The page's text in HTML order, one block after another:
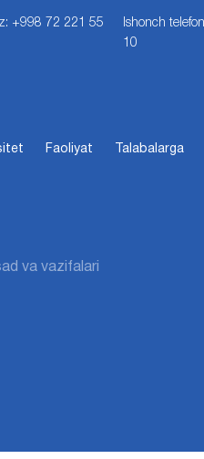
+998 72 221 55
Ishonch
10
Faoliyat Talabalarga
va vazifalari